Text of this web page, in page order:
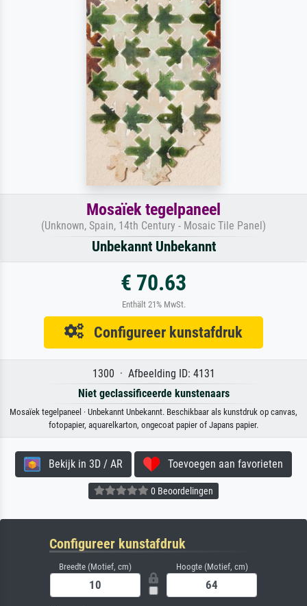
Mosaïek tegelpaneel
(Unknown, Spain, 14th Century - Mosaic Tile Panel)
Unbekannt Unbekannt
€ 70.63
Enthält 21% MwSt.
Configureer kunstafdruk
1300 · Afbeelding ID: 4131
Niet geclassificeerde kunstenaars
Mosaïek tegelpaneel · Unbekannt Unbekannt. Beschikbaar als kunstdruk op canvas,
fotopapier, aquarelkarton, ongecoat papier of Japans papier.
Bekijk in 3D / AR Toevoegen aan favorieten
0 Beoordelingen
Configureer kunstafdruk
Breedte (Motief, cm) Hoogte (Motief, cm)